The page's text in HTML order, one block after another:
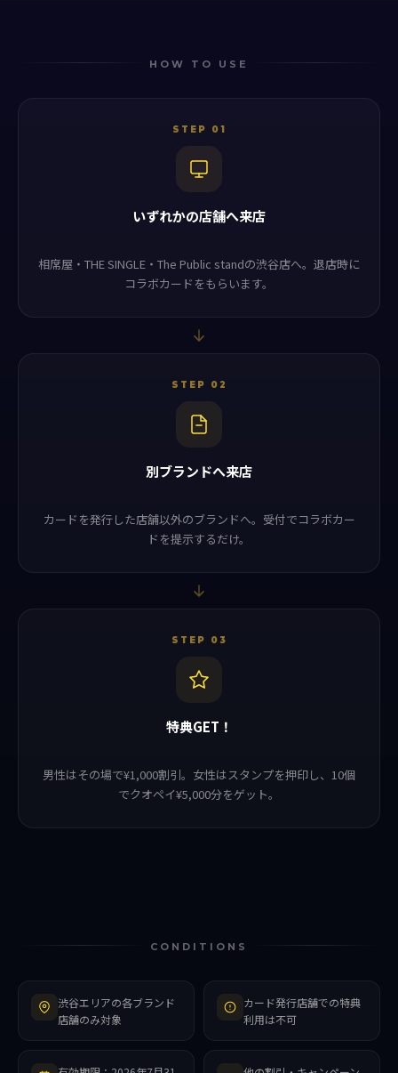
HOW TO USE
STEP 01
いずれかの店舗へ来店
相席屋・THE SINGLE・The Public standの渋谷店へ。退店時に
コラボカードをもらいます。
STEP 02
別ブランドへ来店
カードを発行した店舗以外のブランドへ。受付でコラボカー
ドを提示するだけ。
STEP 03
特典GET！
男性はその場で¥1,000割引。女性はスタンプを押印し、10個
でクオペイ¥5,000分をゲット。
CONDITIONS
渋谷エリアの各ブランド
店舗のみ対象
カード発行店舗での特典
利用は不可